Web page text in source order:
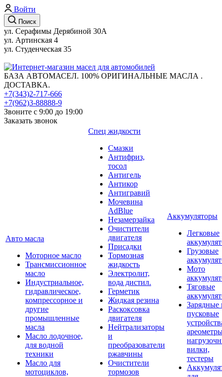
Войти
Поиск
ул. Серафимы Дерябиной 30А
ул. Артинская 4
ул. Студенческая 35
БАЗА АВТОМАСЕЛ. 100% ОРИГИНАЛЬНЫЕ МАСЛА .
ДОСТАВКА.
+7(343)2-717-666
+7(962)3-88888-9
Звоните с 9:00 до 19:00
Заказать звонок
Авто масла
Моторное масло
Трансмиссионное
масло
Индустриальное,
гидравлическое,
компрессорное и
другие
промышленные
масла
Масло лодочное,
для водной
техники
Масло для
мотоциклов,
Спец жидкости
Смазки
Антифриз,
тосол
Антигель
Антикор
Антигравий
Мочевина
AdBlue
Незамерзайка
Очистители
двигателя
Присадки
Тормозная
жидкость
Электролит,
вода дистил.
Герметик
Жидкая резина
Раскоксовка
двигателя
Нейтрализаторы
и
преобразователи
ржавчины
Очистители
тормозов
Аккумуляторы
Легковые
Грузовые
Мото
Тяговые
Зарядные
пусковые
вилки,
тестеры